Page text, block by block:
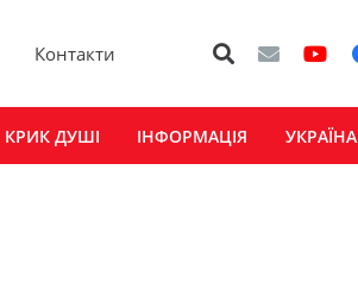
Контакти
КРИК ДУШІ ІНФОРМАЦІЯ УКРАЇНА